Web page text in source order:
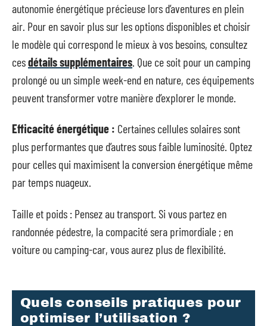
autonomie énergétique précieuse lors d’aventures en plein
air. Pour en savoir plus sur les options disponibles et choisir
le modèle qui correspond le mieux à vos besoins, consultez
cesdétails supplémentaires . Que ce soit pour un camping
prolongé ou un simple week-end en nature, ces équipements
peuvent transformer votre manière d’explorer le monde.
Efficacité énergétique : Certaines cellules solaires sont
plus performantes que d’autres sous faible luminosité. Optez
pour celles qui maximisent la conversion énergétique même
par temps nuageux.
Taille et poids : Pensez au transport. Si vous partez en
randonnée pédestre, la compacité sera primordiale ; en
voiture ou camping-car, vous aurez plus de flexibilité.
Quels conseils pratiques pour
optimiser l’utilisation ?